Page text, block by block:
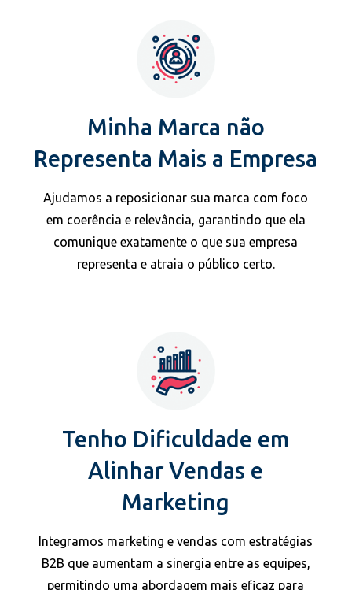
Minha Marca não
Representa Mais a Empresa
Ajudamos a reposicionar sua marca com foco
em coerência e relevância, garantindo que ela
comunique exatamente o que sua empresa
representa e atraia o público certo.
Tenho Dificuldade em
Alinhar Vendas e
Marketing
Integramos marketing e vendas com estratégias
B2B que aumentam a sinergia entre as equipes,
permitindo uma abordagem mais eficaz para